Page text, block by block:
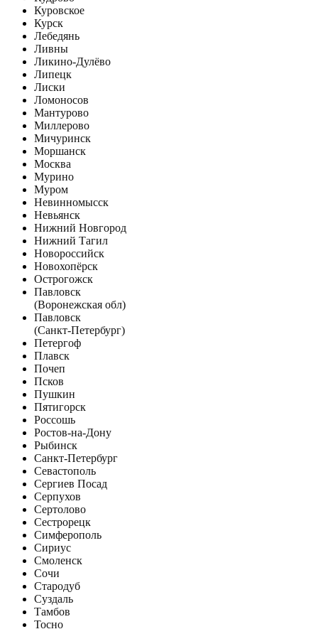
Куровское
Курск
Лебедянь
Ливны
Ликино-Дулёво
Липецк
Лиски
Ломоносов
Мантурово
Миллерово
Мичуринск
Моршанск
Москва
Мурино
Муром
Невинномысск
Невьянск
Нижний Новгород
Нижний Тагил
Новороссийск
Новохопёрск
Острогожск
Павловск
(Воронежская обл)
Павловск
(Санкт-Петербург)
Петергоф
Плавск
Почеп
Псков
Пушкин
Пятигорск
Россошь
Ростов-на-Дону
Рыбинск
Санкт-Петербург
Севастополь
Сергиев Посад
Серпухов
Сертолово
Сестрорецк
Симферополь
Сириус
Смоленск
Сочи
Стародуб
Суздаль
Тамбов
Тосно